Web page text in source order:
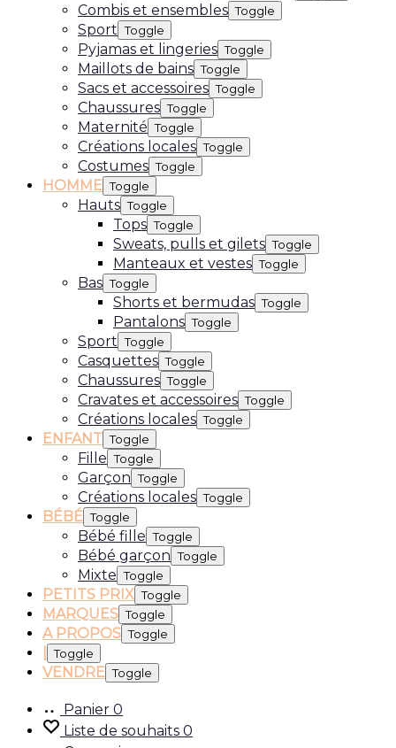
Combis et ensembles Toggle
Sport Toggle
Pyjamas et lingeries Toggle
Maillots de bains Toggle
Sacs et accessoires Toggle
Chaussures Toggle
Maternité Toggle
Créations locales Toggle
Costumes Toggle
HOMME Toggle
Hauts Toggle
Tops Toggle
Sweats, pulls et gilets Toggle
Manteaux et vestes Toggle
Bas Toggle
Shorts et bermudas Toggle
Pantalons Toggle
Sport Toggle
Casquettes Toggle
Chaussures Toggle
Cravates et accessoires Toggle
Créations locales Toggle
ENFANT Toggle
Fille Toggle
Garçon Toggle
Créations locales Toggle
BÉBÉ Toggle
Bébé fille Toggle
Bébé garçon Toggle
Mixte Toggle
PETITS PRIX Toggle
MARQUES Toggle
A PROPOS Toggle
Toggle
VENDRE Toggle
Panier 0
Liste de souhaits 0